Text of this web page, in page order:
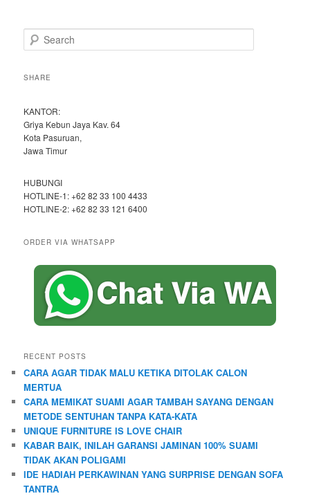
e
rSHARE
KANTOR:
Griya Kebun Jaya Kav. 64
Kota Pasuruan,
Jawa Timur
HUBUNGI
HOTLINE-1: +62 82 33 100 4433
HOTLINE-2: +62 82 33 121 6400
ORDER VIA WHATSAPP
RECENT POSTS
CARA AGAR TIDAK MALU KETIKA DITOLAK CALON
MERTUA
CARA MEMIKAT SUAMI AGAR TAMBAH SAYANG DENGAN
METODE SENTUHAN TANPA KATA-KATA
UNIQUE FURNITURE IS LOVE CHAIR
KABAR BAIK, INILAH GARANSI JAMINAN 100% SUAMI
TIDAK AKAN POLIGAMI
IDE HADIAH PERKAWINAN YANG SURPRISE DENGAN SOFA
TANTRA